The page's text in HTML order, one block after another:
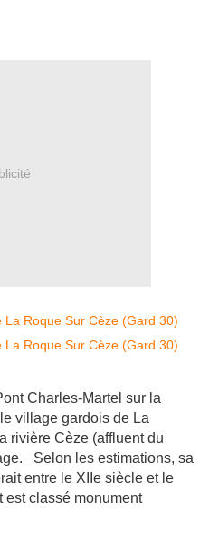
Charles-Martel sur la
village gardois de La
rivière Cèze (affluent du
Selon les estimations, sa
entre le XIIe siècle et le
est classé monument